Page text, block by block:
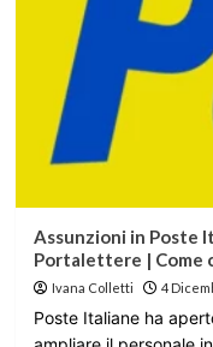
Assunzioni in Poste
Portalettere | Come
Ivana Colletti 4
Poste Italiane ha